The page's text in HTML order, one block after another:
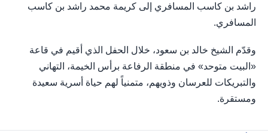
راشد بن كاسب المسافري إلى كريمة محمد راشد بن كاسب
المسافري.
وقدّم الشيخ خالد بن سعود، خلال الحفل الذي أقيم في قاعة
«البيت متوحد» في منطقة الرفاعة برأس الخيمة، التهاني
والتبريكات للعرسان وذويهم، متمنياً لهم حياة أسرية سعيدة
ومستقرة.